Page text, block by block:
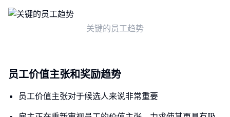
关键的员工趋势
员工价值主张和奖励趋势
员工价值主张对于候选人来说非常重要